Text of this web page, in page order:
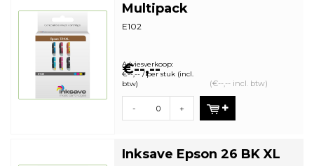
Multipack
E102
€--,--
Adviesverkoop:
€--,-- / per stuk (incl.
btw)
(€--,-- incl. btw)
- +
Inksave Epson 26 BK XL